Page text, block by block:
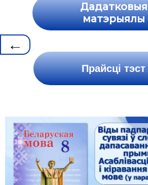
←
Дадатковыя
матэрыялы
Прайсці тэст